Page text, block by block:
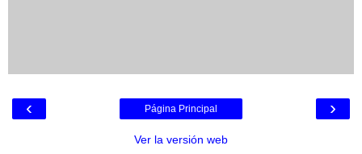
‹ ›
Página Principal
Ver la versión web